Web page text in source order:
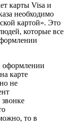
карты Visa и
необходимо
картой». Это
которые все
карте
не
то в